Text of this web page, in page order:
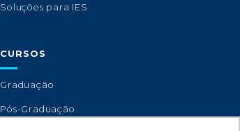
Soluções para IES
CURSOS
Graduação
Pós-Graduação